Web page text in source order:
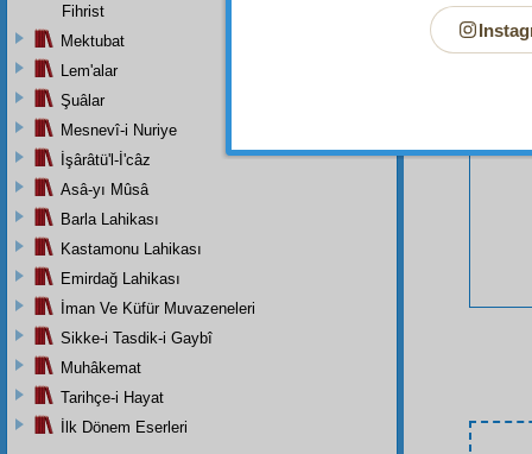
Fihrist
Mektubat
Lem'alar
Şuâlar
Mesnevî-i Nuriye
İşârâtü'l-İ'câz
Asâ-yı Mûsâ
Barla Lahikası
Kastamonu Lahikası
Emirdağ Lahikası
İman Ve Küfür Muvazeneleri
Sikke-i Tasdik-i Gaybî
Muhâkemat
Tarihçe-i Hayat
İlk Dönem Eserleri